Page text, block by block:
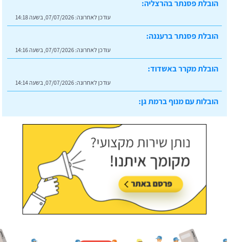
הובלת פסנתר בהרצליה:
עודכן לאחרונה: 07/07/2026, בשעה 14:18
הובלת פסנתר ברעננה:
עודכן לאחרונה: 07/07/2026, בשעה 14:16
הובלת מקרר באשדוד:
עודכן לאחרונה: 07/07/2026, בשעה 14:14
הובלות עם מנוף ברמת גן:
עודכן לאחרונה:07/07/2026, בשעה 14:23